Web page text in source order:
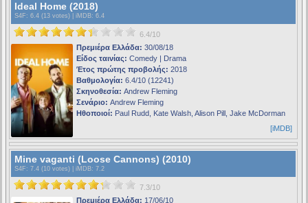
Ideal Home (2018)
S4F : 6.4 (13 votes) | iMDB: 6.4
6.4/10
Πρεμιέρα Ελλάδα: 30/08/18
Είδος ταινίας: Comedy | Drama
Έτος πρώτης προβολής: 2018
Βαθμολογία: 6.4/10 (12241)
Σκηνοθεσία: Andrew Fleming
Σενάριο: Andrew Fleming
Ηθοποιοί: Paul Rudd, Kate Walsh, Alison Pill, Jake McDorman
[iMDB]
Mine vaganti (Loose Cannons) (2010)
S4F : 7.4 (10 votes) | iMDB: 7.2
7.3/10
Πρεμιέρα Ελλάδα: 17/06/10